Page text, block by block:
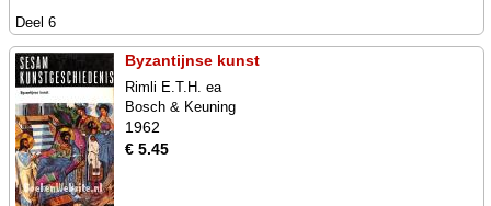
Deel 6
Byzantijnse kunst
Rimli E.T.H. ea
Bosch & Keuning
1962
€ 5.45